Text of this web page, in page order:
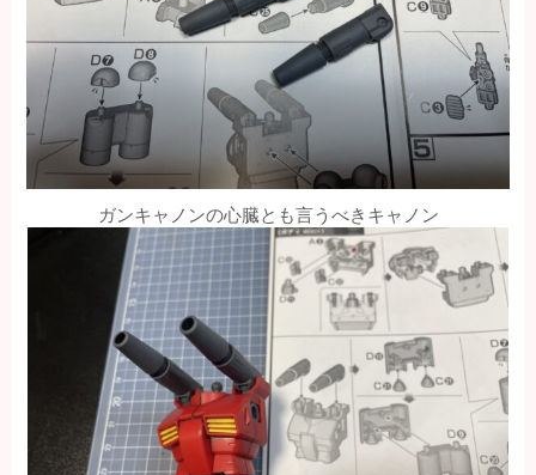
ガンキャノンの心臓とも言うべきキャノン